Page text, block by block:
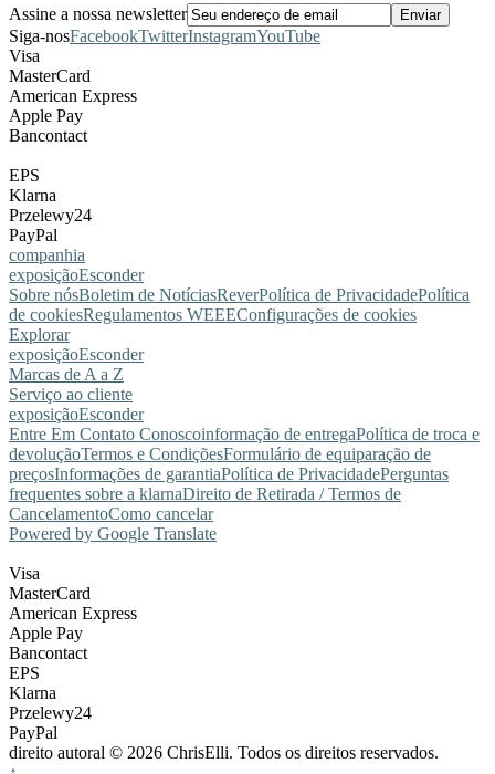
Assine a nossa newsletter
Siga-nosFacebookTwitterInstagramYouTube
Visa
MasterCard
American Express
Apple Pay
Bancontact
EPS
Klarna
Przelewy24
PayPal
companhia
exposiçãoEsconder
Sobre nósBoletim de NotíciasReverPolítica de PrivacidadePolítica
de cookiesRegulamentos WEEEConfigurações de cookies
Explorar
exposiçãoEsconder
Marcas de A a Z
Serviço ao cliente
exposiçãoEsconder
Entre Em Contato Conoscoinformação de entregaPolítica de troca e
devoluçãoTermos e CondiçõesFormulário de equiparação de
preçosInformações de garantiaPolítica de PrivacidadePerguntas
frequentes sobre a klarnaDireito de Retirada / Termos de
CancelamentoComo cancelar
Powered by Google Translate
Visa
MasterCard
American Express
Apple Pay
Bancontact
EPS
Klarna
Przelewy24
PayPal
direito autoral © 2026 ChrisElli. Todos os direitos reservados.